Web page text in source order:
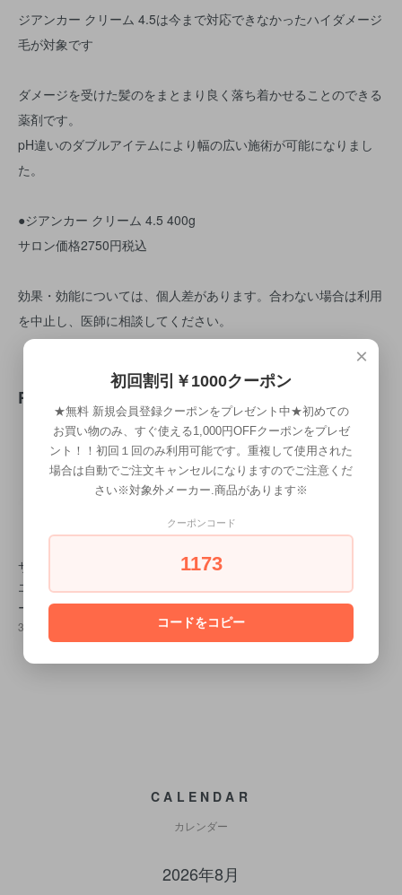
ジアンカー クリーム 4.5は今まで対応できなかったハイダメージ
毛が対象です
ダメージを受けた髪のをまとまり良く落ち着かせることのできる
薬剤です。
pH違いのダブルアイテムにより幅の広い施術が可能になりまし
た。
●ジアンカー クリーム 4.5 400g
サロン価格2750円税込
効果・効能については、個人差があります。合わない場合は利用
を中止し、医師に相談してください。
RECOMMENDED ITEM
サンコール フェル
エ デオバッファ
ー 700ml
3,080円(税込)
中野製薬 クイック
プレックス 500ml
11,000円(税込)
エ インナーケラス
ト各サイズ
CALENDAR
カレンダー
2026年8月
×
初回割引￥1000クーポン
★無料 新規会員登録クーポンをプレゼント中★初めての
お買い物のみ、すぐ使える1,000円OFFクーポンをプレゼ
ント！！初回１回のみ利用可能です。重複して使用された
場合は自動でご注文キャンセルになりますのでご注意くだ
さい※対象外メーカー.商品があります※
クーポンコード
1173
コードをコピー